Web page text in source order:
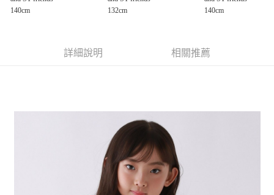
1.本服務由台灣大哥大提供，台灣大哥大用戶可立即使用無須另外申請。
2.付款方式選擇「大哥付你分期」，訂單成立後會自動跳轉到大哥付的交易
3.實際核准額度、可分期數及費用金額請依後續交易確認頁面所載為準。
4.訂單成立30分鐘內，如未前往確認交易或遇審核未通過，訂單將自動取
醒簡訊。
2.透過簡訊連結打開帳單後，可選擇「超商條碼／台灣大直營門市／銀行轉
帳／街口支付／iPASS MONEY」等通路繳費。
1.本服務係由「台灣大哥大股份有限公司」（以下簡稱本公司）所提供，讓
用戶於交易時，得透過本服務購買商品或服務，並由商店將買賣／分期付款
買賣價金債權讓與本公司後，依約使用本公司帳單繳交帳款。
１．於結帳方式選擇「AFTEE先享後付」後，將跳轉至「AFTEE先享後付」
結帳頁面，進行簡訊認證並確認金額後，即可完成結帳。
２．訂單成立數日內，您將收到繳費通知簡訊。
３．收到繳費通知簡訊後14天內，點擊此簡訊中的連結，可透過四大超商／
ATM／網路銀行／等多元方式進行付款，方視為交易完成。
※ 請注意：結帳手續完成當下不需立刻繳費，但若您需要取消訂單，請聯絡
購買商品的店家。未經商家同意取消之訂單仍視為有效，需透過AFTEE先享
每筆NT$80，滿NT$888(含以上)免運費
每筆NT$80，滿NT$1,500(含以上)免運費
140cm
132cm
140cm
詳細說明 相關推薦